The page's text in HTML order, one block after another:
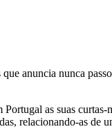
anuncia nunca
as suas
relacionando-as de